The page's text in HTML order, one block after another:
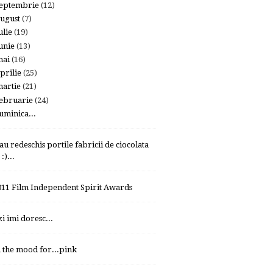
(12)
(7)
(19)
(13)
(16)
(25)
(21)
(24)
redeschis portile fabricii de ciocolata
:)...
Film Independent Spirit Awards
imi doresc...
the mood for...pink